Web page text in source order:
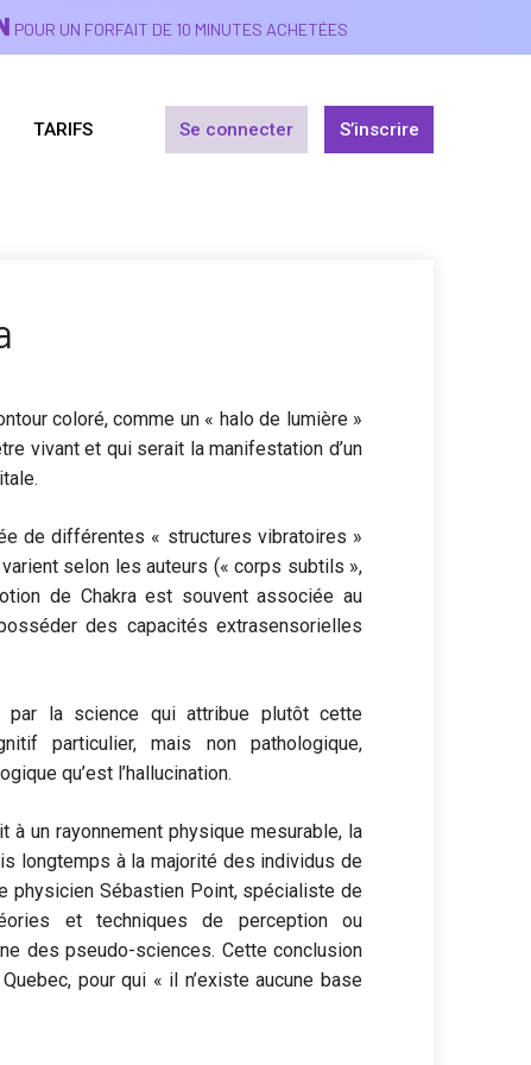
POUR UN FORFAIT DE 10 MINUTES ACHETÉES
TARIFS Se connecter S’inscrire
coloré, comme un « halo de lumière »
vivant et qui serait la manifestation d’un
de différentes « structures vibratoires »
selon les auteurs (« corps subtils »,
de Chakra est souvent associée au
des capacités extrasensorielles
par la science qui attribue plutôt cette
particulier, mais non pathologique,
qu’est l’hallucination.
à un rayonnement physique mesurable, la
longtemps à la majorité des individus de
physicien Sébastien Point, spécialiste de
et techniques de perception ou
des pseudo-sciences. Cette conclusion
pour qui « il n’existe aucune base